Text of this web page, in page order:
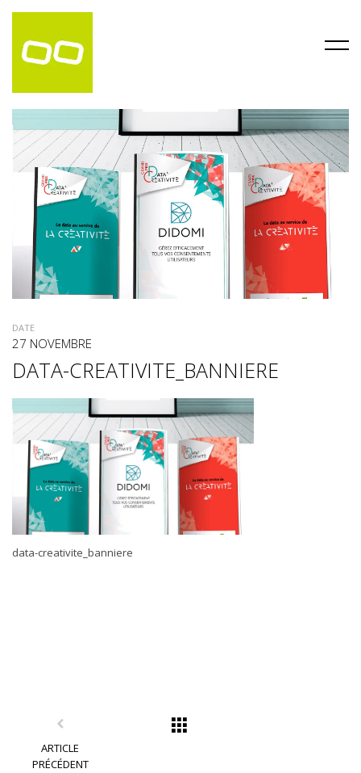
DATE
27 NOVEMBRE
DATA-CREATIVITE_BANNIERE
data-creativite_banniere
ARTICLE
PRÉCÉDENT